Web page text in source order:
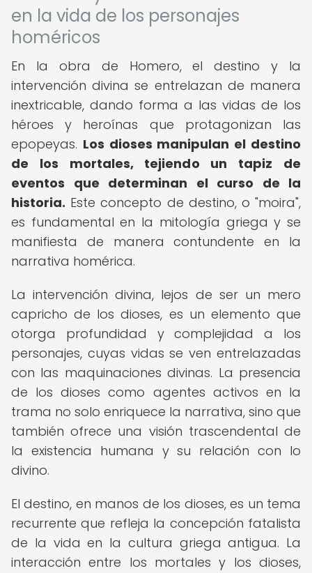
en la vida de los personajes
homéricos
En la obra de Homero, el destino y la
intervención divina se entrelazan de manera
inextricable, dando forma a las vidas de los
héroes y heroínas que protagonizan las
epopeyas. Los dioses manipulan el destino
de los mortales, tejiendo un tapiz de
eventos que determinan el curso de la
historia. Este concepto de destino, o "moira",
es fundamental en la mitología griega y se
manifiesta de manera contundente en la
narrativa homérica.
La intervención divina, lejos de ser un mero
capricho de los dioses, es un elemento que
otorga profundidad y complejidad a los
personajes, cuyas vidas se ven entrelazadas
con las maquinaciones divinas. La presencia
de los dioses como agentes activos en la
trama no solo enriquece la narrativa, sino que
también ofrece una visión trascendental de
la existencia humana y su relación con lo
divino.
El destino, en manos de los dioses, es un tema
recurrente que refleja la concepción fatalista
de la vida en la cultura griega antigua. La
interacción entre los mortales y los dioses,